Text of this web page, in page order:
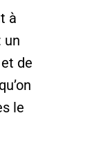
à
un
de
le